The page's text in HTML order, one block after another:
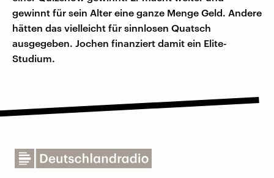
gewinnt für sein Alter eine ganze Menge Geld. Andere
hätten das vielleicht für sinnlosen Quatsch
ausgegeben. Jochen finanziert damit ein Elite-
Studium.